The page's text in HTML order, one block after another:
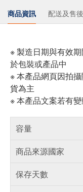
商品資訊 配送及售
※ 製造日期與有效
於包裝或產品中
※ 本產品網頁因拍
貨為主
※ 本產品文案若有
容量
商品來源國家
保存天數